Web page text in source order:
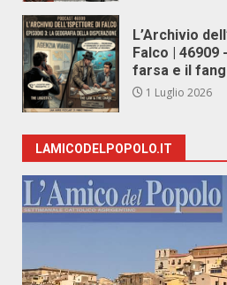
L’Archivio
Falco | 46909
farsa e il
1 Luglio 2026
LAMICODELPOPOLO.IT